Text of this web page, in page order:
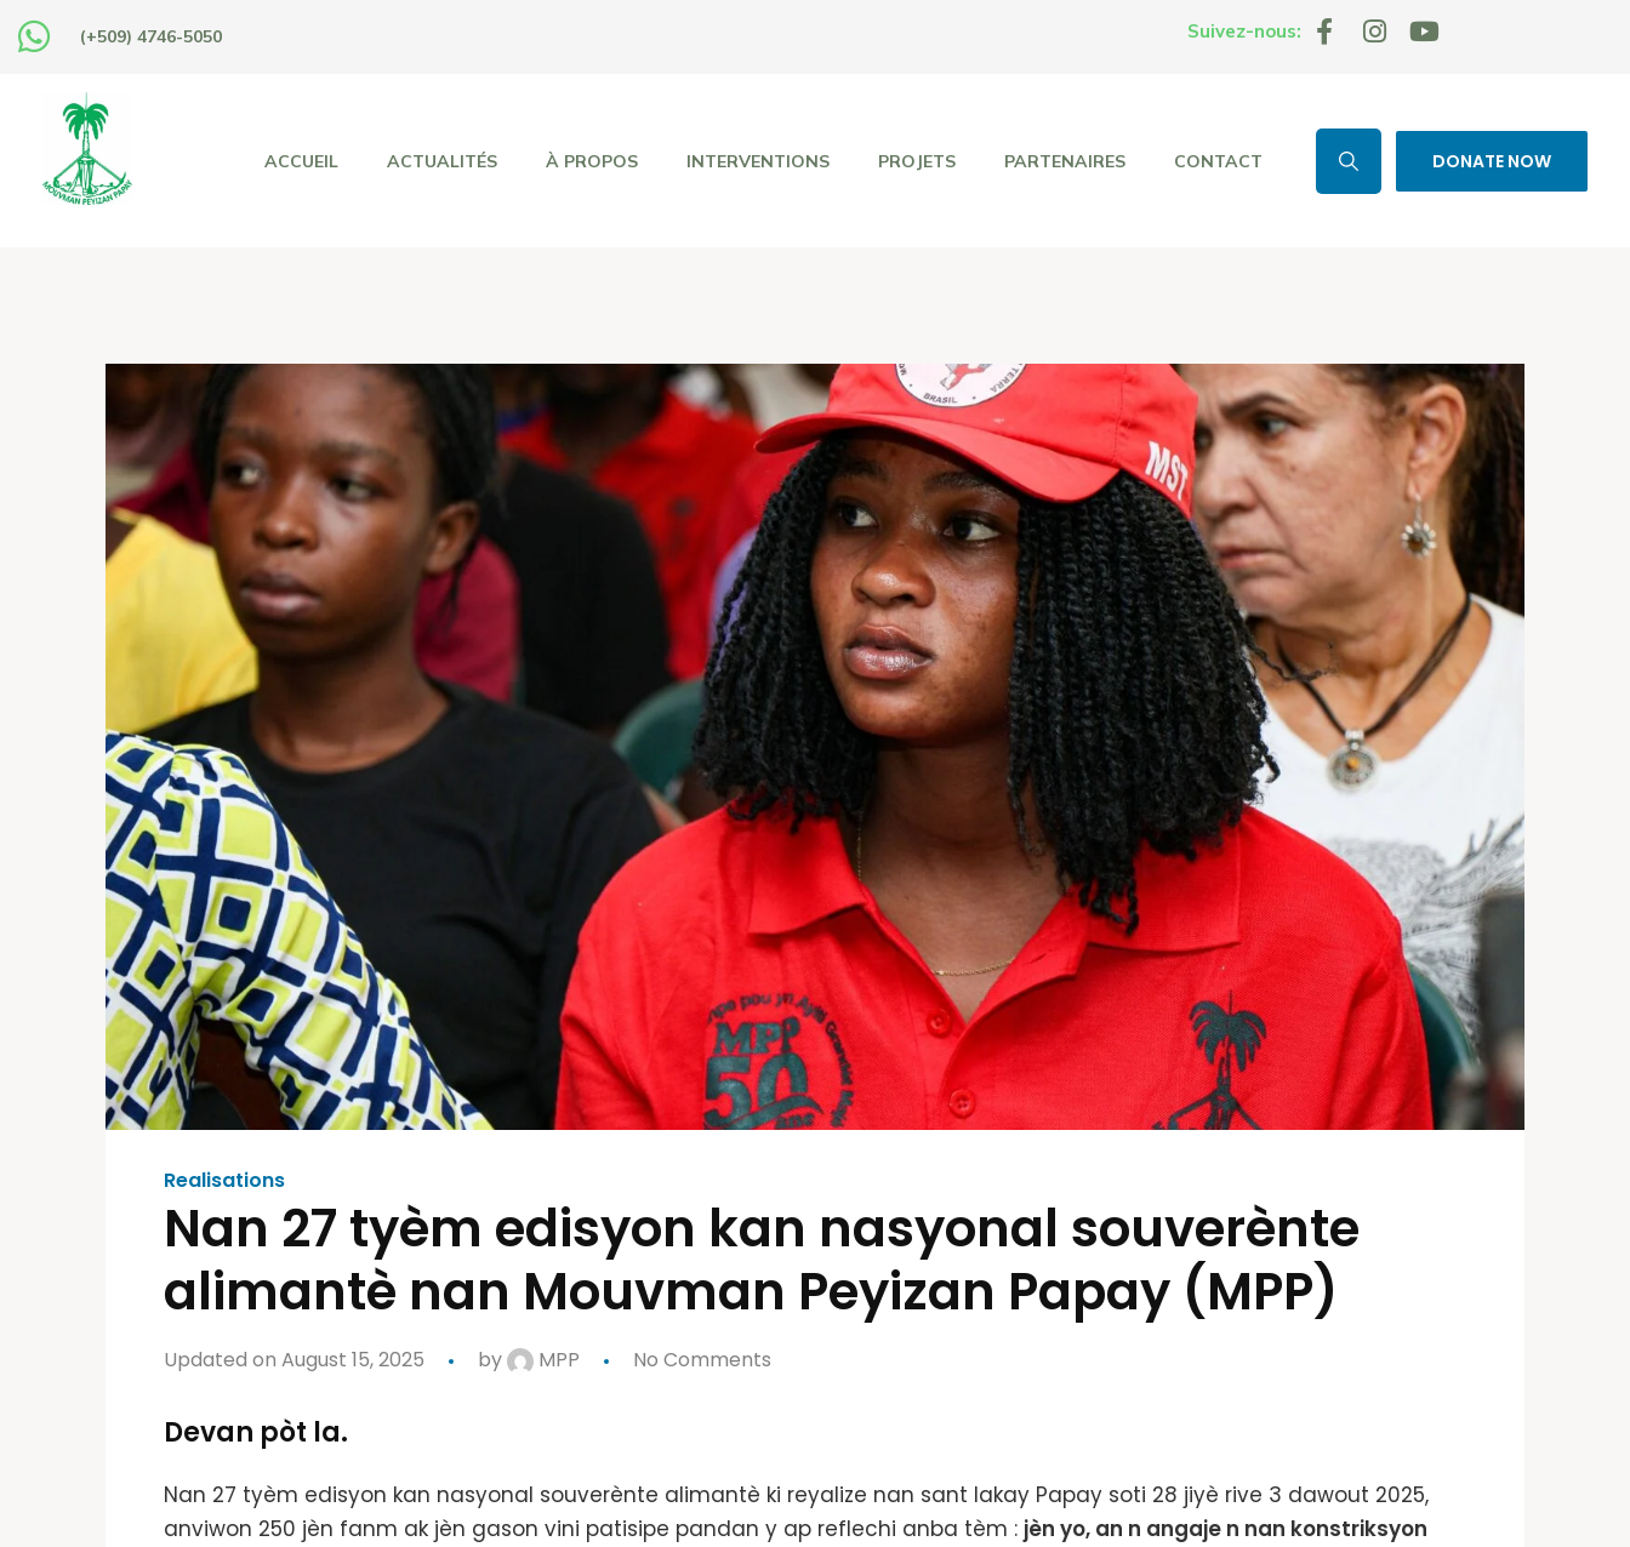
(+509) 4746-5050 Suivez-nous:
ACCUEIL ACTUALITÉS À PROPOS INTERVENTIONS PROJETS PARTENAIRES CONTACT DONATE NOW
Realisations
Nan 27 tyèm edisyon kan nasyonal souverènte
alimantè nan Mouvman Peyizan Papay (MPP)
Updated on August 15, 2025 by MPP No Comments
Devan pòt la.
Nan 27 tyèm edisyon kan nasyonal souverènte alimantè ki reyalize nan sant lakay Papay soti 28 jiyè rive 3 dawout 2025,
anviwon 250 jèn fanm ak jèn gason vini patisipe pandan y ap reflechi anba tèm : jèn yo, an n angaje n nan konstriksyon